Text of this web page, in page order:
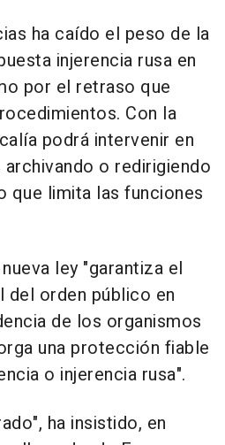
ha caído el peso de la
injerencia rusa en
por el retraso que
Con la
podrá intervenir en
o redirigiendo
que limita las funciones
ley "garantiza el
orden público en
de los organismos
una protección fiable
o injerencia rusa".
ha insistido, en